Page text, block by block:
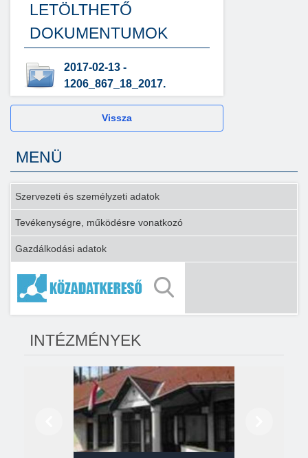
LETÖLTHETŐ
DOKUMENTUMOK
2017-02-13 -
1206_867_18_2017.
Vissza
MENÜ
Szervezeti és személyzeti adatok
Tevékenységre, működésre vonatkozó
Gazdálkodási adatok
INTÉZMÉNYEK